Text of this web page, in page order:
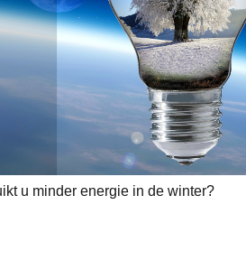
u minder energie in de winter?